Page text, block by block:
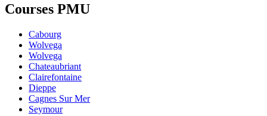
Courses PMU
Cabourg
Wolvega
Wolvega
Chateaubriant
Clairefontaine
Dieppe
Cagnes Sur Mer
Seymour